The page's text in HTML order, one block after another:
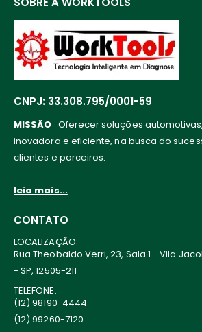
CNPJ: 33.308.795/0001-59
MISSÃO Oferecer soluções
inovadora e eficiente, na busca do
clientes e parceiros.
leia mais...
CONTATO
LOCALIZAÇÃO:
Rua Theobaldo Verri, 23, Sala 1 - Vila
- SP, 12505-211
TELEFONE:
(12) 98190-4444
(12) 99260-7120